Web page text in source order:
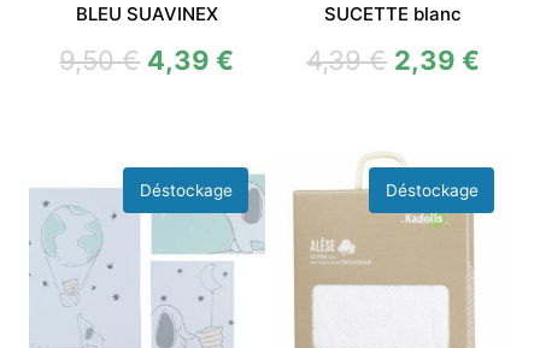
BLEU SUAVINEX
9,50€ 4,39€
SUCETTE blanc
4,39€ 2,39 €